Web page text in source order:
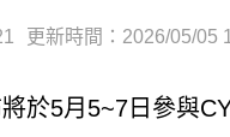
更新時間：2026/05/05
於5月5~7日參與